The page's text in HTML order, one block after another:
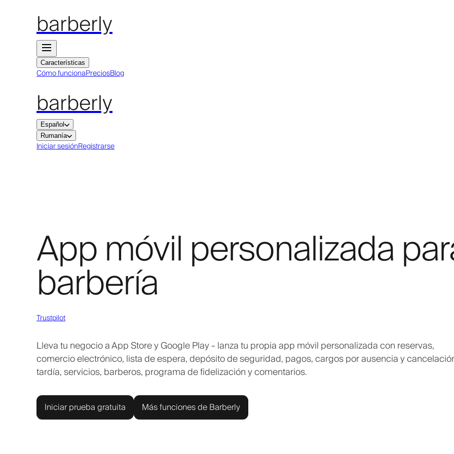
barberly
Características
Cómo funcionaPreciosBlog
barberly
Español
Rumanía
Iniciar sesiónRegistrarse
App móvil personalizada
barbería
Trustpilot
Lleva tu negocio a App Store y Google Play - lanza tu propia app móvil personalizada con reservas,
comercio electrónico, lista de espera, depósito de seguridad, pagos, cargos por ausencia y
tardía, servicios, barberos, programa de fidelización y comentarios.
Iniciar prueba gratuita Más funciones de Barberly